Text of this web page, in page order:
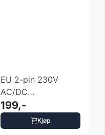
EU 2-pin 230V
AC/DC
strømadapterplugg
1A 12V
199,-
Kjøp